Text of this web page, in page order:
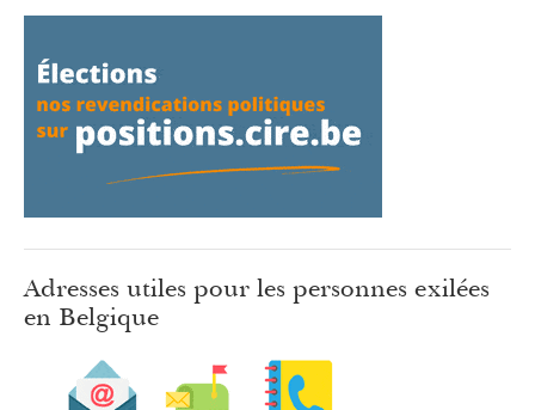
Adresses utiles pour les personnes exilées
en Belgique